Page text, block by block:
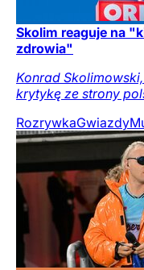
Skolim reaguje na
zdrowia"
Konrad
krytykę ze strony
RozrywkaGwiazdy